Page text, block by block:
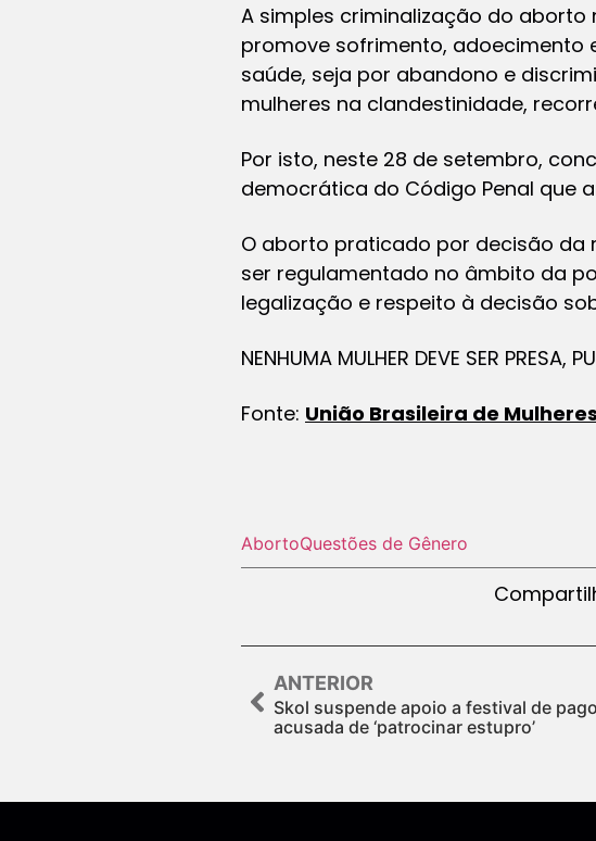
A simples criminalização do
promove sofrimento, adoecimento
saúde, seja por abandono e
mulheres na clandestinidade,
Por isto, neste 28 de setembro,
democrática do Código Penal que
O aborto praticado por decisão da
ser regulamentado no âmbito da
legalização e respeito à decisão
NENHUMA MULHER DEVE SER PRESA,
Fonte: União Brasileira de Mulheres
AbortoQuestões de Gênero
ANTERIOR
Skol suspende apoio a festival de
acusada de ‘patrocinar estupro’